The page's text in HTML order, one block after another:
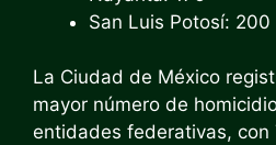
San Luis Potosí: 200
La Ciudad de México
mayor número de
entidades federativas, con